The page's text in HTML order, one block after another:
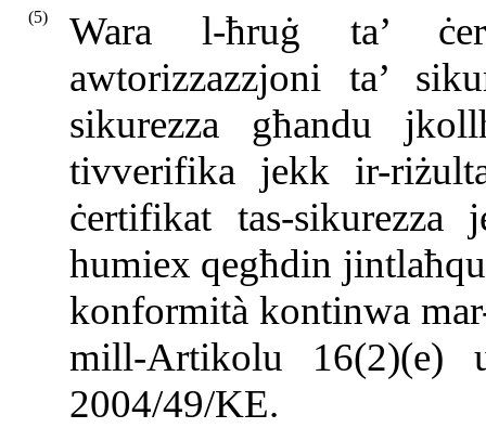
(5)
Wara l-ħruġ ta’
awtorizzazzjoni ta’
sikurezza għandu
tivverifika jekk ir-
ċertifikat tas-sikurezza
humiex qegħdin
konformità kontinwa
mill-Artikolu 16(2)(e)
2004/49/KE.